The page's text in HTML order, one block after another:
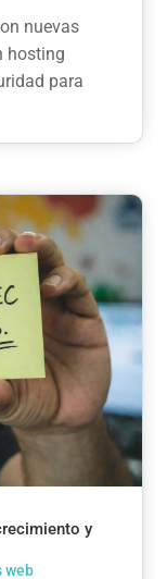
nuevas
hosting
para
y
web